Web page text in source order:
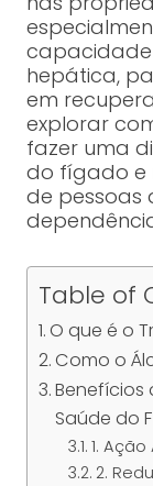
hepática,
em
explorar
fazer uma
do fígado e
de pessoas
Table of
O que é o
Como o
Benefícios
Saúde do
1.
2.